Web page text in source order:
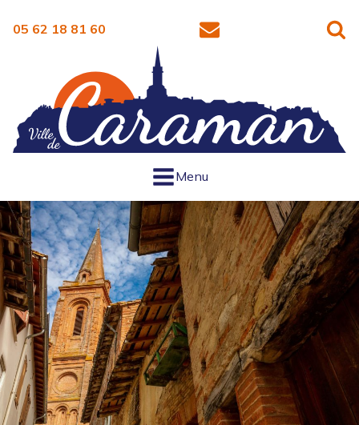
05 62 18 81 60
Menu